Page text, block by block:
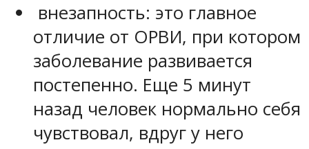
внезапность: это главное
отличие от ОРВИ, при котором
заболевание развивается
постепенно. Еще 5 минут
назад человек нормально себя
чувствовал, вдруг у него